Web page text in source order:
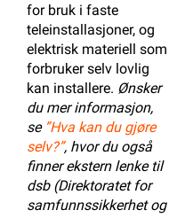
for bruk i faste
teleinstallasjoner, og
elektrisk materiell som
forbruker selv lovlig
kan installere. Ønsker
du mer informasjon,
se ”Hva kan du gjøre
selv?”, hvor du også
finner ekstern lenke til
dsb (Direktoratet for
samfunnssikkerhet og